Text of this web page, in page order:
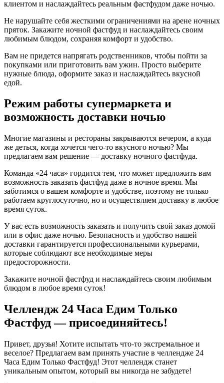
клиентом и наслаждайтесь реальным фастфудом даже ночью.
Не нарушайте себя жесткими ограничениями на арене ночных
пряток. Закажите ночной фастфуд и наслаждайтесь своим
любимым блюдом, сохраняя комфорт и удобство.
Вам не придется напрягать родственников, чтобы пойти за
покупками или приготовить вам ужин. Просто выберите
нужные блюда, оформите заказ и наслаждайтесь вкусной
едой.
Режим работы супермаркета и
возможность доставки ночью
Многие магазины и рестораны закрываются вечером, а куда
же деться, когда хочется чего-то вкусного ночью? Мы
предлагаем вам решение — доставку ночного фастфуда.
Команда «24 часа» гордится тем, что может предложить вам
возможность заказать фастфуд даже в ночное время. Мы
заботимся о вашем комфорте и удобстве, поэтому не только
работаем круглосуточно, но и осуществляем доставку в любое
время суток.
У вас есть возможность заказать и получить свой заказ домой
или в офис даже ночью. Безопасность и удобство нашей
доставки гарантируется профессиональными курьерами,
которые соблюдают все необходимые меры
предосторожности.
Закажите ночной фастфуд и наслаждайтесь своим любимым
блюдом в любое время суток!
Челлендж 24 Часа Едим Только
Фастфуд — присоединяйтесь!
Привет, друзья! Хотите испытать что-то экстремальное и
веселое? Предлагаем вам принять участие в челлендже 24
Часа Едим Только Фастфуд! Этот челлендж станет
уникальным опытом, который вы никогда не забудете!